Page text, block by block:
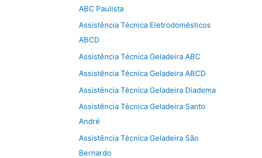
ABC Paulista
Assistência Técnica Eletrodomésticos
ABCD
Assistência Técnica Geladeira ABC
Assistência Técnica Geladeira ABCD
Assistência Técnica Geladeira Diadema
Assistência Técnica Geladeira Santo
André
Assistência Técnica Geladeira São
Bernardo